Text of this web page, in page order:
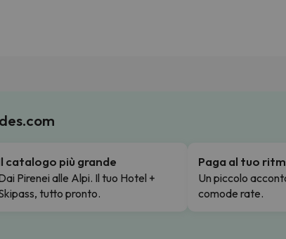
catalogo più grande
Pirenei alle Alpi. Il tuo Hotel +
tutto pronto.
Paga al tuo
Un piccolo
comode rate.